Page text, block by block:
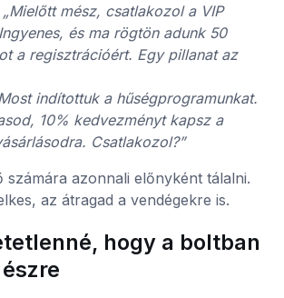
„Mielőtt mész, csatlakozol a VIP
és ma rögtön adunk 50
a regisztrációért. Egy pillanat az
indítottuk a hűségprogramunkat.
10% kedvezményt kapsz a
Csatlakozol?”
számára azonnali előnyként tálalni.
az átragad a vendégekre is.
hogy a boltban